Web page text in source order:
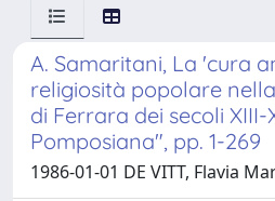
A. Samaritani, La 'cura
religiosità popolare
di Ferrara dei secoli XIII-
Pomposiana", pp. 1-269
1986-01-01 DE VITT, Flavia